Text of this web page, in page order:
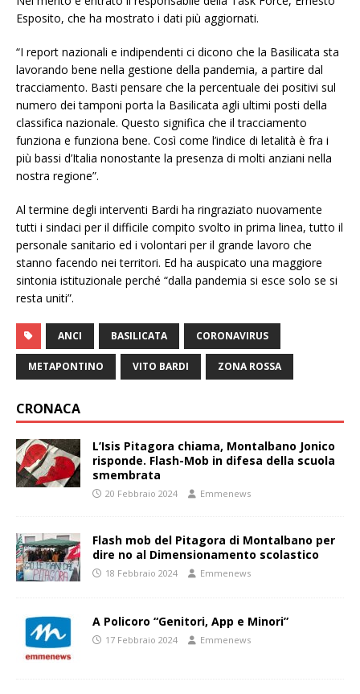
Esposito, che ha mostrato i dati più aggiornati.
“I report nazionali e indipendenti ci dicono che la Basilicata sta
lavorando bene nella gestione della pandemia, a partire dal
tracciamento. Basti pensare che la percentuale dei positivi sul
numero dei tamponi porta la Basilicata agli ultimi posti della
classifica nazionale. Questo significa che il tracciamento
funziona e funziona bene. Così come l’indice di letalità è fra i
più bassi d’Italia nonostante la presenza di molti anziani nella
nostra regione”.
Al termine degli interventi Bardi ha ringraziato nuovamente
tutti i sindaci per il difficile compito svolto in prima linea, tutto il
personale sanitario ed i volontari per il grande lavoro che
stanno facendo nei territori. Ed ha auspicato una maggiore
sintonia istituzionale perché “dalla pandemia si esce solo se si
resta uniti”.
ANCI BASILICATA CORONAVIRUS
METAPONTINO VITO BARDI ZONA ROSSA
CRONACA
L’Isis Pitagora chiama, Montalbano Jonico
risponde. Flash-Mob in difesa della scuola
smembrata
20 Febbraio 2024 Emmenews
Flash mob del Pitagora di Montalbano per
dire no al Dimensionamento scolastico
18 Febbraio 2024 Emmenews
A Policoro “Genitori, App e Minori”
17 Febbraio 2024 Emmenews